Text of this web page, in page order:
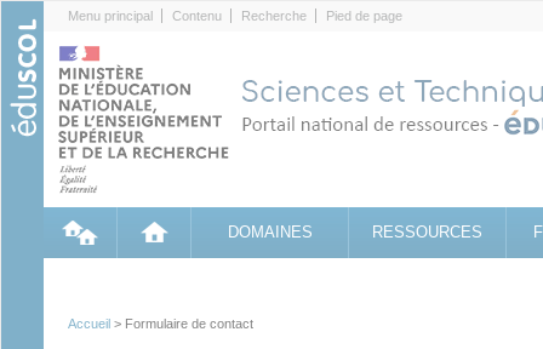
Menu principal Contenu Recherche Pied de page
DOMAINES RESSOURCES
Accueil > Formulaire de contact